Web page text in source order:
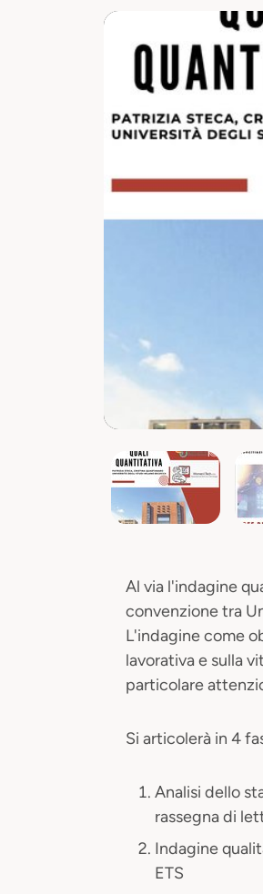
Al via l'indagine
convenzione tra
L'indagine come
lavorativa e sulla
particolare
Si articolerà in 4
Analisi dello
rassegna di
Indagine
ETS